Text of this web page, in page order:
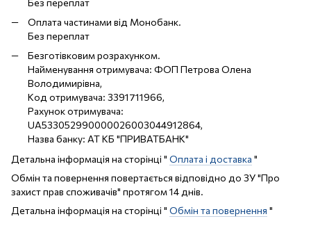
Оплата частинами від Монобанк.
Без переплат
Безготівковим розрахунком.
Найменування отримувача: ФОП Петрова Олена
Володимирівна,
Код отримувача: 3391711966,
Рахунок отримувача:
UA533052990000026003044912864,
Назва банку: АТ КБ "ПРИВАТБАНК"
Детальна інформація на сторінці " Оплата і доставка "
Обмін та повернення повертається відповідно до ЗУ "Про
захист прав споживачів" протягом 14 днів.
Детальна інформація на сторінці " Обмін та повернення "